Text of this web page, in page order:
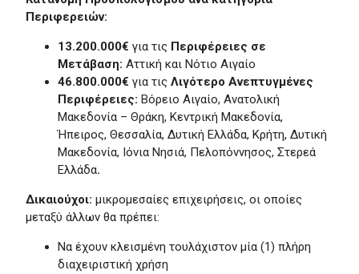
Περιφερειών:
13.200.000€ για τις Περιφέρειες σε
Μετάβαση:Αττική και Νότιο Αιγαίο
46.800.000€ για τιςΛιγότερο Ανεπτυγμένες
Περιφέρειες:Βόρειο Αιγαίο, Ανατολική
Μακεδονία – Θράκη, Κεντρική Μακεδονία,
Ήπειρος, Θεσσαλία, Δυτική Ελλάδα, Κρήτη, Δυτική
Μακεδονία, Ιόνια Νησιά, Πελοπόννησος, Στερεά
Ελλάδα.
Δικαιούχοι: μικρομεσαίες επιχειρήσεις, οι οποίες
μεταξύ άλλων θα πρέπει:
Να έχουν κλεισμένη τουλάχιστον μία (1) πλήρη
διαχειριστική χρήση